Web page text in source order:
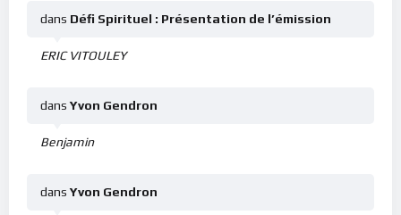
ERIC VITOULEY
dans Défi Spirituel : Présentation de l’émission
Benjamin
dans Yvon Gendron
dans Yvon Gendron